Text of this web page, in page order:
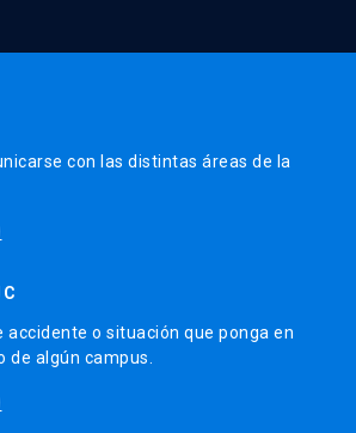
con las distintas áreas de la
accidente o situación que ponga en
de algún campus.